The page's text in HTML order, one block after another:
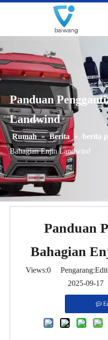
Panduan
Landwind
Rumah » Berita » berita
Bahagian Enjin Landwind
Panduan
Bahagian
Views:0
2025-09-